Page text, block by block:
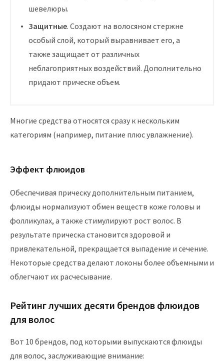
шевелюры.
Защитные. Создают на волосяном стержне
особый слой, который выравнивает его, а
также защищает от различных
неблагоприятных воздействий. Дополнительно
придают прическе объем.
Многие средства относятся сразу к нескольким
категориям (например, питание плюс увлажнение).
Эффект флюидов
Обеспечивая прическу дополнительным питанием,
флюиды нормализуют обмен веществ коже головы и
фолликулах, а также стимулируют рост волос. В
результате прическа становится здоровой и
привлекательной, прекращается выпадение и сечение.
Некоторые средства делают локоны более объемными и
облегчают их расчесывание.
Рейтинг лучших десяти брендов флюидов
для волос
Вот 10 брендов, под которыми выпускаются флюиды
для волос, заслуживающие внимание: